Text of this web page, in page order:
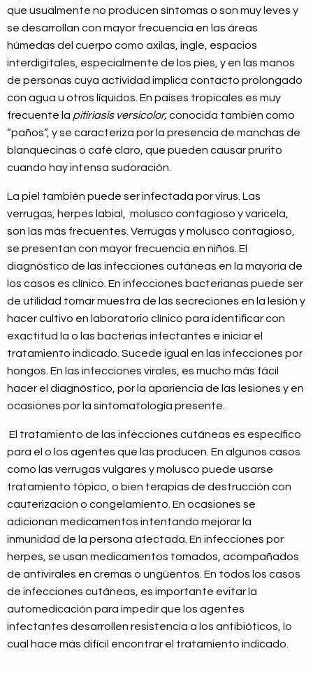
que usualmente no producen síntomas o son muy leves y
se desarrollan con mayor frecuencia en las áreas
húmedas del cuerpo como axilas, ingle, espacios
interdigitales, especialmente de los pies, y en las manos
de personas cuya actividad implica contacto prolongado
con agua u otros líquidos. En países tropicales es muy
frecuente la pitiriasis versicolor, conocida también como
“paños”, y se caracteriza por la presencia de manchas de
blanquecinas o café claro, que pueden causar prurito
cuando hay intensa sudoración.
La piel también puede ser infectada por virus. Las
verrugas, herpes labial, molusco contagioso y varicela,
son las más frecuentes. Verrugas y molusco contagioso,
se presentan con mayor frecuencia en niños. El
diagnóstico de las infecciones cutáneas en la mayoría de
los casos es clínico. En infecciones bacterianas puede ser
de utilidad tomar muestra de las secreciones en la lesión y
hacer cultivo en laboratorio clínico para identificar con
exactitud la o las bacterias infectantes e iniciar el
tratamiento indicado. Sucede igual en las infecciones por
hongos. En las infecciones virales, es mucho más fácil
hacer el diagnóstico, por la apariencia de las lesiones y en
ocasiones por la sintomatología presente.
El tratamiento de las infecciones cutáneas es específico
para el o los agentes que las producen. En algunos casos
como las verrugas vulgares y molusco puede usarse
tratamiento tópico, o bien terapias de destrucción con
cauterización o congelamiento. En ocasiones se
adicionan medicamentos intentando mejorar la
inmunidad de la persona afectada. En infecciones por
herpes, se usan medicamentos tomados, acompañados
de antivirales en cremas o ungüentos. En todos los casos
de infecciones cutáneas, es importante evitar la
automedicación para impedir que los agentes
infectantes desarrollen resistencia a los antibióticos, lo
cual hace más difícil encontrar el tratamiento indicado.